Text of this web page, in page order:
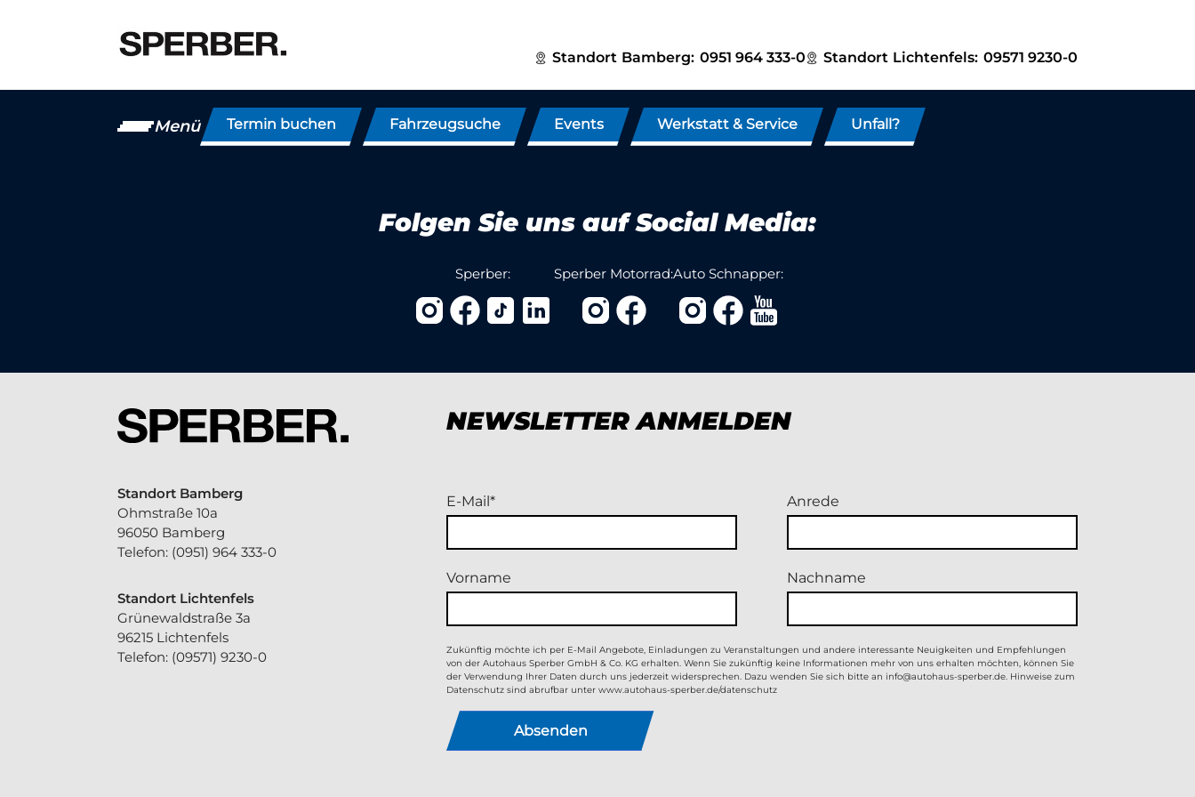
Standort Bamberg: 0951 964 333-0 Standort Lichtenfels: 09571 9230-0
Menü Termin buchen Fahrzeugsuche Events Werkstatt & Service Unfall?
Folgen Sie uns auf Social Media:
Sperber: Sperber Motorrad:Auto Schnapper:
Standort Bamberg
Ohmstraße 10a
96050 Bamberg
Telefon: (0951) 964 333-0
Standort Lichtenfels
Grünewaldstraße 3a
96215 Lichtenfels
Telefon: (09571) 9230-0
NEWSLETTER ANMELDEN
E-Mail Anrede
Vorname Nachname
Zukünftig möchte ich per E-Mail Angebote, Einladungen zu Veranstaltungen und andere interessante Neuigkeiten und Empfehlungen
von der Autohaus Sperber GmbH & Co. KG erhalten. Wenn Sie zukünftig keine Informationen mehr von uns erhalten möchten, können Sie
der Verwendung Ihrer Daten durch uns jederzeit widersprechen. Dazu wenden Sie sich bitte an info@autohaus-sperber.de. Hinweise zum
Datenschutz sind abrufbar unter www.autohaus-sperber.de/datenschutz
Absenden